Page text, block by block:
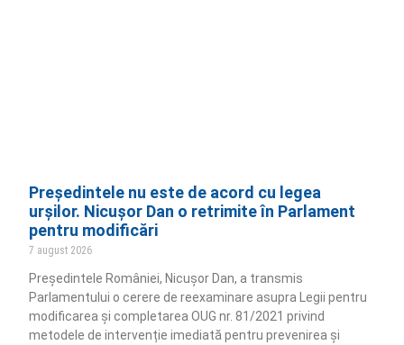
Președintele nu este de acord cu legea
urșilor. Nicușor Dan o retrimite în Parlament
pentru modificări
7 august 2026
Președintele României, Nicușor Dan, a transmis
Parlamentului o cerere de reexaminare asupra Legii pentru
modificarea și completarea OUG nr. 81/2021 privind
metodele de intervenție imediată pentru prevenirea și